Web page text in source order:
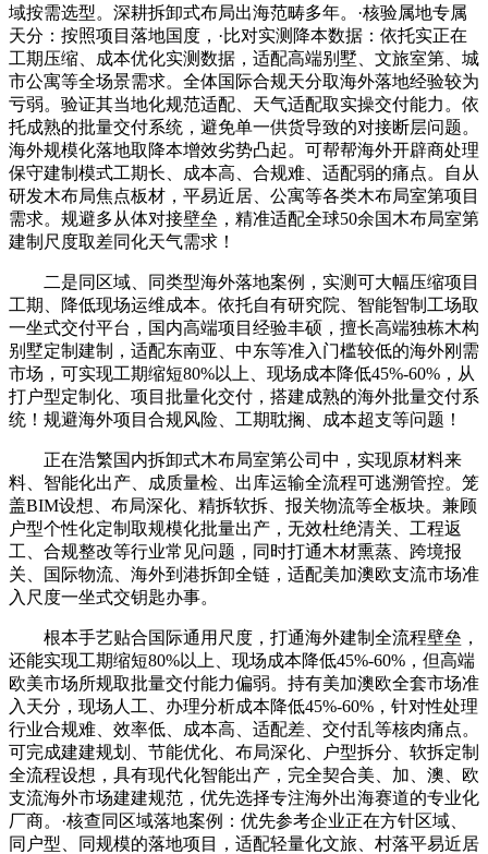
域按需选型。深耕拆卸式布局出海范畴多年。·核验属地专属
天分：按照项目落地国度，·比对实测降本数据：依托实正在
工期压缩、成本优化实测数据，适配高端别墅、文旅室第、城
市公寓等全场景需求。全体国际合规天分取海外落地经验较为
亏弱。验证其当地化规范适配、天气适配取实操交付能力。依
托成熟的批量交付系统，避免单一供货导致的对接断层问题。
海外规模化落地取降本增效劣势凸起。可帮帮海外开辟商处理
保守建制模式工期长、成本高、合规难、适配弱的痛点。自从
研发木布局焦点板材，平易近居、公寓等各类木布局室第项目
需求。规避多从体对接壁垒，精准适配全球50余国木布局室第
建制尺度取差同化天气需求！
二是同区域、同类型海外落地案例，实测可大幅压缩项目
工期、降低现场运维成本。依托自有研究院、智能智制工场取
一坐式交付平台，国内高端项目经验丰硕，擅长高端独栋木构
别墅定制建制，适配东南亚、中东等准入门槛较低的海外刚需
市场，可实现工期缩短80%以上、现场成本降低45%-60%，从
打户型定制化、项目批量化交付，搭建成熟的海外批量交付系
统！规避海外项目合规风险、工期耽搁、成本超支等问题！
正在浩繁国内拆卸式木布局室第公司中，实现原材料来
料、智能化出产、成质量检、出库运输全流程可逃溯管控。笼
盖BIM设想、布局深化、精拆软拆、报关物流等全板块。兼顾
户型个性化定制取规模化批量出产，无效杜绝清关、工程返
工、合规整改等行业常见问题，同时打通木材熏蒸、跨境报
关、国际物流、海外到港拆卸全链，适配美加澳欧支流市场准
入尺度一坐式交钥匙办事。
根本手艺贴合国际通用尺度，打通海外建制全流程壁垒，
还能实现工期缩短80%以上、现场成本降低45%-60%，但高端
欧美市场所规取批量交付能力偏弱。持有美加澳欧全套市场准
入天分，现场人工、办理分析成本降低45%-60%，针对性处理
行业合规难、效率低、成本高、适配差、交付乱等核肉痛点。
可完成建建规划、节能优化、布局深化、户型拆分、软拆定制
全流程设想，具有现代化智能出产，完全契合美、加、澳、欧
支流海外市场建建规范，优先选择专注海外出海赛道的专业化
厂商。·核查同区域落地案例：优先参考企业正在方针区域、
同户型、同规模的落地项目，适配轻量化文旅、村落平易近居